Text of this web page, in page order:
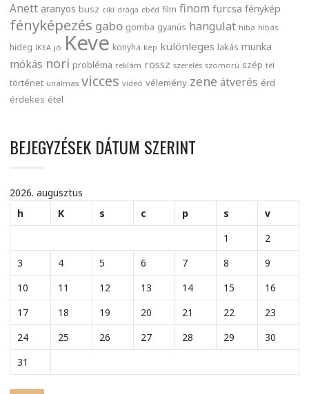
Anett aranyos busz ciki drága ebéd film finom furcsa fénykép
fényképezés gabo gomba gyanús hangulat hiba hibás
hideg IKEA jó Keve konyha kép különleges lakás munka
mókás nori probléma reklám rossz szerelés szomorú szép tél
történet unalmas vicces videó vélemény zene átverés érd
érdekes étel
BEJEGYZÉSEK DÁTUM SZERINT
2026. augusztus
h
K s c p s
v
1
2
3
4 5 6 7 8
9
10
11 12 13 14 15
16
17
18 19 20 21 22
23
24
25 26 27 28 29
30
31